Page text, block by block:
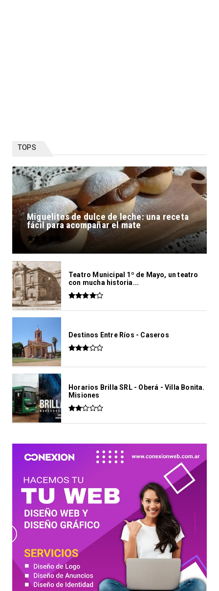
TOPS
Miguelitos de dulce de leche: una receta
fácil para acompañar el mate
Teatro Municipal 1º de Mayo, un teatro
con mucha historia...
Destinos Entre Ríos - Caseros
Horarios Brilla SRL - Oberá - Villa Bonita.
Misiones